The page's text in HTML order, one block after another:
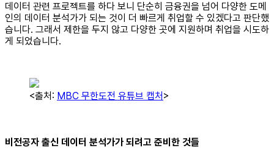
데이터 관련 프로젝트를 하다 보니 단순히 금융권을 넘어 다양한 도메
인의 데이터 분석가가 되는 것이 더 빠르게 취업할 수 있겠다고 판단했
습니다. 그래서 제한을 두지 않고 다양한 곳에 지원하며 취업을 시도하
게 되었습니다.
<출처: MBC 무한도전 유튜브 캡처 >
비전공자 출신 데이터 분석가가 되려고 준비한 것들